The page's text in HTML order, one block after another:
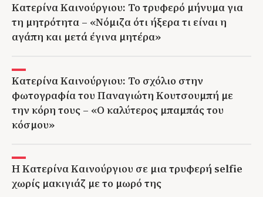
Κατερίνα Καινούργιου: Το τρυφερό μήνυμα για
τη μητρότητα – «Νόμιζα ότι ήξερα τι είναι η
αγάπη και μετά έγινα μητέρα»
Κατερίνα Καινούργιου: Το σχόλιο στην
φωτογραφία του Παναγιώτη Κουτσουμπή με
την κόρη τους – «Ο καλύτερος μπαμπάς του
κόσμου»
Η Κατερίνα Καινούργιου σε μια τρυφερή selfie
χωρίς μακιγιάζ με το μωρό της